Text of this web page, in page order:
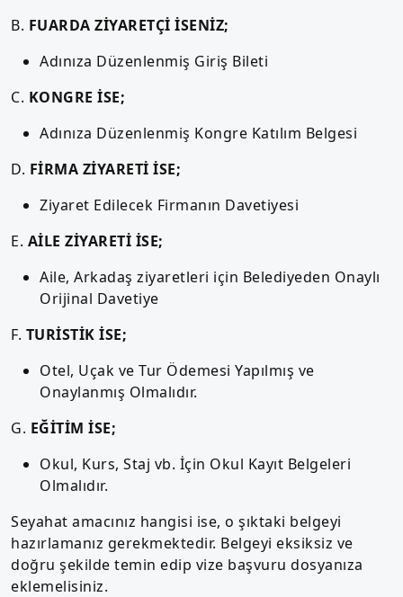
B. FUARDA ZİYARETÇİ İSENİZ;
Adınıza Düzenlenmiş Giriş Bileti
C. KONGRE İSE;
Adınıza Düzenlenmiş Kongre Katılım Belgesi
D. FİRMA ZİYARETİ İSE;
Ziyaret Edilecek Firmanın Davetiyesi
E. AİLE ZİYARETİ İSE;
Aile, Arkadaş ziyaretleri için Belediyeden Onaylı
Orijinal Davetiye
F. TURİSTİK İSE;
Otel, Uçak ve Tur Ödemesi Yapılmış ve
Onaylanmış Olmalıdır.
G. EĞİTİM İSE;
Okul, Kurs, Staj vb. İçin Okul Kayıt Belgeleri
Olmalıdır.
Seyahat amacınız hangisi ise, o şıktaki belgeyi
hazırlamanız gerekmektedir. Belgeyi eksiksiz ve
doğru şekilde temin edip vize başvuru dosyanıza
eklemelisiniz.